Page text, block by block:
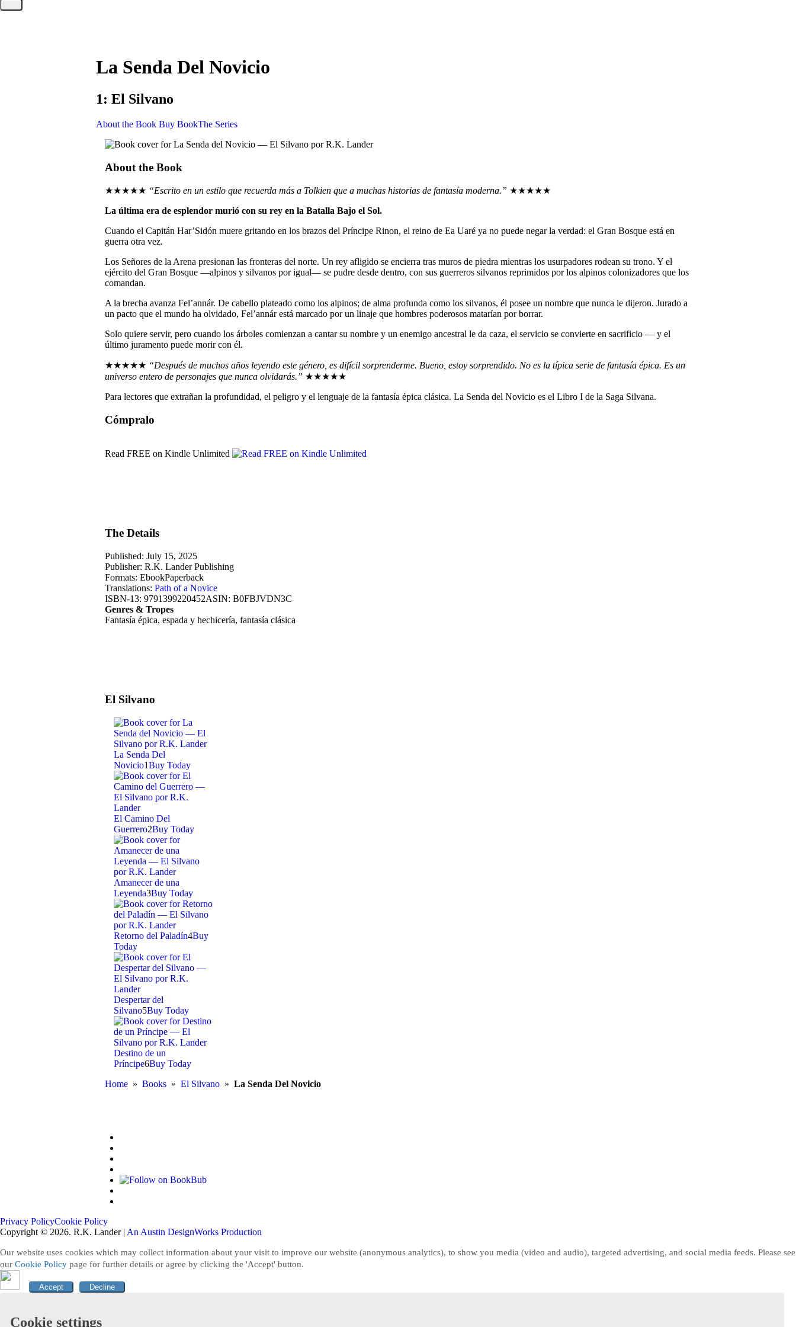
La Senda Del Novicio
1: El Silvano
About the Book Buy BookThe Series
About the Book
★★★★★ “Escrito en un estilo que recuerda más a Tolkien que a muchas historias de fantasía moderna.” ★★★★★
La última era de esplendor murió con su rey en la Batalla Bajo el Sol.
Cuando el Capitán Har’Sidón muere gritando en los brazos del Príncipe Rinon, el reino de Ea Uaré ya no puede negar la verdad: el Gran Bosque está en
guerra otra vez.
Los Señores de la Arena presionan las fronteras del norte. Un rey afligido se encierra tras muros de piedra mientras los usurpadores rodean su trono. Y el
ejército del Gran Bosque —alpinos y silvanos por igual— se pudre desde dentro, con sus guerreros silvanos reprimidos por los alpinos colonizadores que los
comandan.
A la brecha avanza Fel’annár. De cabello plateado como los alpinos; de alma profunda como los silvanos, él posee un nombre que nunca le dijeron. Jurado a
un pacto que el mundo ha olvidado, Fel’annár está marcado por un linaje que hombres poderosos matarían por borrar.
Solo quiere servir, pero cuando los árboles comienzan a cantar su nombre y un enemigo ancestral le da caza, el servicio se convierte en sacrificio — y el
último juramento puede morir con él.
★★★★★ “Después de muchos años leyendo este género, es difícil sorprenderme. Bueno, estoy sorprendido. No es la típica serie de fantasía épica. Es un
universo entero de personajes que nunca olvidarás.” ★★★★★
Para lectores que extrañan la profundidad, el peligro y el lenguaje de la fantasía épica clásica. La Senda del Novicio es el Libro I de la Saga Silvana.
Cómpralo
Read FREE on Kindle Unlimited
The Details
Published: July 15, 2025
Publisher: R.K. Lander Publishing
Formats: EbookPaperback
Translations: Path of a Novice
ISBN-13: 9791399220452ASIN: B0FBJVDN3C
Genres & Tropes
Fantasía épica, espada y hechicería, fantasía clásica
El Silvano
La Senda Del
Novicio1Buy Today
El Camino Del
Guerrero2Buy Today
Amanecer de una
Leyenda3Buy Today
Retorno del Paladín4Buy
Today
Despertar del
Silvano5Buy Today
Destino de un
Príncipe6Buy Today
Home » Books » El Silvano » La Senda Del Novicio
Instagram
on
Privacy PolicyCookie Policy
Copyright © 2026. R.K. Lander| An Austin DesignWorks Production
Our website uses cookies which may collect information about your visit to improve our website (anonymous analytics), to show you media (video and audio), targeted advertising, and social media feeds. Please see
our Cookie Policy page for further details or agree by clicking the 'Accept' button.
Accept Decline
Cookie settings